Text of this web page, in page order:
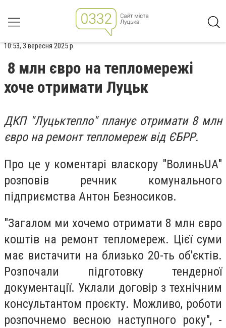
10:53, 3 вересня 2025 р.
8 млн євро на тепломережі
хоче отримати Луцьк
ДКП "Луцьктепло" планує отримати 8 млн
євро на ремонт тепломереж від ЄБРР.
Про це у коментарі власкору "ВолиньUA"
розповів речник комунального
підприємства Антон Безносиков.
"Загалом ми хочемо отримати 8 млн євро
коштів на ремонт тепломереж. Цієї суми
має вистачити на близько 20-ть об'єктів.
Розпочали підготовку тендерної
документації. Уклали договір з технічним
консультантом проєкту. Можливо, роботи
розпочнемо весною наступного року", -